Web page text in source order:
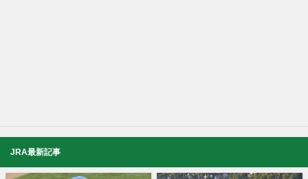
JRA最新記事